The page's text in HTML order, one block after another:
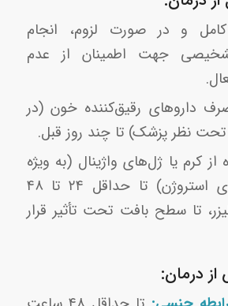
کامل و در صورت لزوم، انجام
جهت اطمینان از عدم
داروهای رقیق‌کننده خون (در
نظر پزشک) تا چند روز قبل.
از کرم یا ژل‌های واژینال (به ویژه
محصولات حاوی استروژن) تا حداقل ۲۴ تا ۴۸
تا سطح بافت تحت تأثیر قرار
درمان: